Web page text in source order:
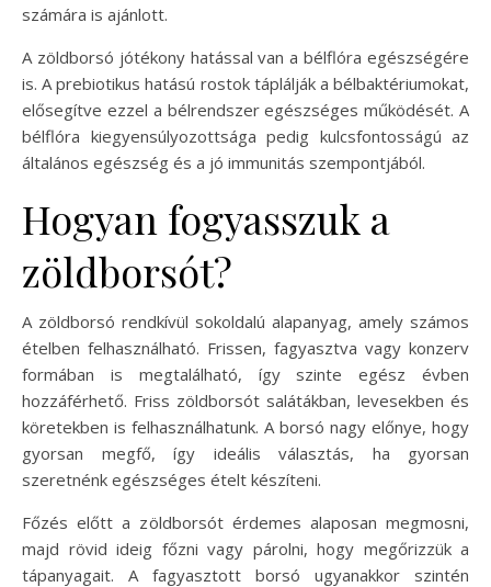
számára is ajánlott.
A zöldborsó jótékony hatással van a bélflóra egészségére
is. A prebiotikus hatású rostok táplálják a bélbaktériumokat,
elősegítve ezzel a bélrendszer egészséges működését. A
bélflóra kiegyensúlyozottsága pedig kulcsfontosságú az
általános egészség és a jó immunitás szempontjából.
Hogyan fogyasszuk a
zöldborsót?
A zöldborsó rendkívül sokoldalú alapanyag, amely számos
ételben felhasználható. Frissen, fagyasztva vagy konzerv
formában is megtalálható, így szinte egész évben
hozzáférhető. Friss zöldborsót salátákban, levesekben és
köretekben is felhasználhatunk. A borsó nagy előnye, hogy
gyorsan megfő, így ideális választás, ha gyorsan
szeretnénk egészséges ételt készíteni.
Főzés előtt a zöldborsót érdemes alaposan megmosni,
majd rövid ideig főzni vagy párolni, hogy megőrizzük a
tápanyagait. A fagyasztott borsó ugyanakkor szintén